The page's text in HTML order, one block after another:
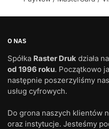
O NAS
Spółka Raster Druk działa
od 1996 roku. Początkowo
następnie poszerzyliśmy
usług cyfrowych.
Do grona naszych klientów
oraz instytucje. Jesteśmy